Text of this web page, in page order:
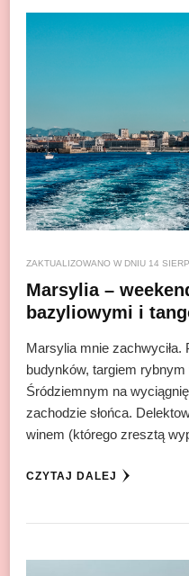
ZAKTUALIZOWANO W DNIU 14
Marsylia –
bazyliowymi i
Marsylia mnie
budynków, targiem
Śródziemnym na
zachodzie słońca.
winem (którego zresztą
CZYTAJ DALEJ